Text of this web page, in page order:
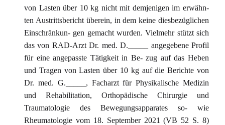
von Lasten über 10 kg nicht mit demjenigen im erwähn-
ten Austrittsbericht überein, in dem keine diesbezüglichen
Einschränkun- gen gemacht wurden. Vielmehr stützt sich
das von RAD-Arzt Dr. med. D._____ angegebene Profil
für eine angepasste Tätigkeit in Be- zug auf das Heben
und Tragen von Lasten über 10 kg auf die Berichte von
Dr. med. G._____, Facharzt für Physikalische Medizin
und Rehabilitation, Orthopädische Chirurgie und
Traumatologie des Bewegungsapparates so- wie
Rheumatologie vom 18. September 2021 (VB 52 S. 8)